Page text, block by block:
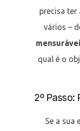
precisa ter
vários –
qual é o
2º Passo:
Se a sua